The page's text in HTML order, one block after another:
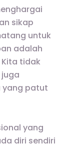
sikap
untuk
adalah
tidak
yang patut
yang
diri sendiri